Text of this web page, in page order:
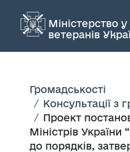
Міністерство
ветеранів
Громадськості
Консультації з
Проект
Міністрів
до порядків,